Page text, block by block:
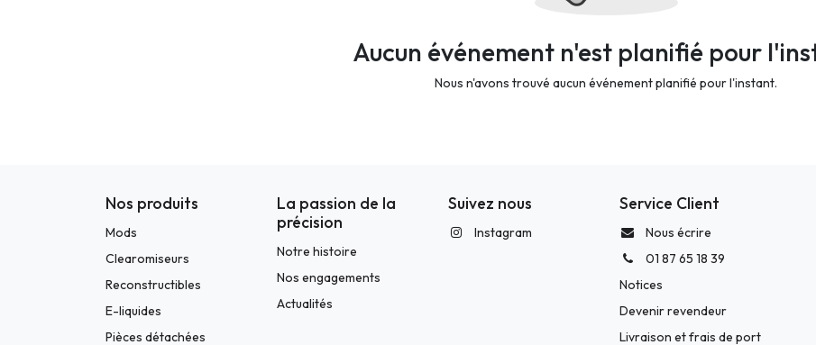
Aucun événement n'est planifié pour
Nous n'avons trouvé aucun événement planifié pour l'instant.
Nos produits
Mods
Clearomiseurs
Reconstructibles
E-liquides
Pièces détachées
La passion de la
précision
Notre histoire
Nos engagements
Actualités
Suivez nous
Instagram
Service Client
Nous écrire
01 87 65 18 39
Notices
Devenir revendeur
Livraison et frais de port